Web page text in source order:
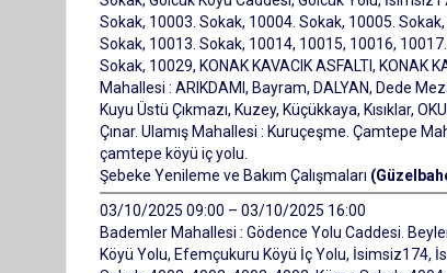
Sokak, 10003. Sokak, 10004. Sokak, 10005.
Sokak, 10013. Sokak, 10014, 10015, 10016,
Sokak, 10029, KONAK KAVACIK ASFALTI, KONAK
Mahallesi : ARIKDAMI, Bayram, DALYAN, Dede
Kuyu Üstü Çıkmazı, Kuzey, Küçükkaya, Kısıklar,
Çınar. Ulamış Mahallesi : Kuruçeşme. Çamtepe
çamtepe köyü iç yolu.
Şebeke Yenileme ve Bakım Çalışmaları
03/10/2025 09:00 – 03/10/2025 16:00
Bademler Mahallesi : Gödence Yolu Caddesi.
Köyü Yolu, Efemçukuru Köyü İç Yolu, İsimsiz174,